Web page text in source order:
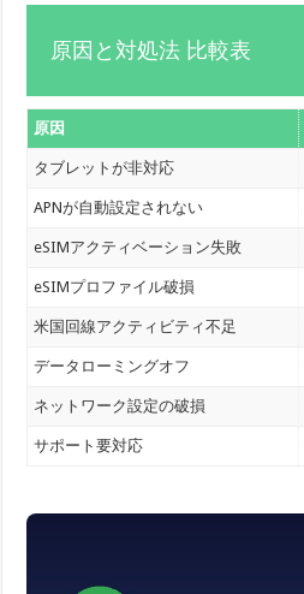
原因と対処法 比較表
原因
タブレットが非対応
APNが自動設定されない
eSIMアクティベーション失敗
eSIMプロファイル破損
米国回線アクティビティ不足
データローミングオフ
ネットワーク設定の破損
サポート要対応